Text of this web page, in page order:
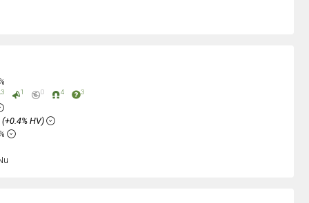
3 1 0 4 3
(+0.4% HV)